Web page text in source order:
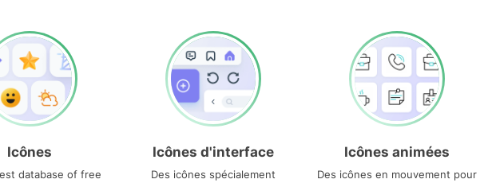
Icônes
database of free
Icônes d'interface
Des icônes spécialement
Icônes animées
Des icônes en mouvement pour